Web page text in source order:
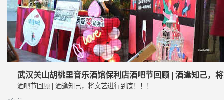
武汉关山胡桃里音乐酒馆保利店酒吧节回顾 | 酒逢知己，
酒吧节回顾 | 酒逢知己，将文艺进行到底！！！